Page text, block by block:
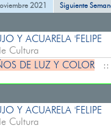
2021 Siguiente
Y ACUARELA 'FELIPE
Cultura
DE LUZ Y COLOR
Y ACUARELA 'FELIPE
Cultura